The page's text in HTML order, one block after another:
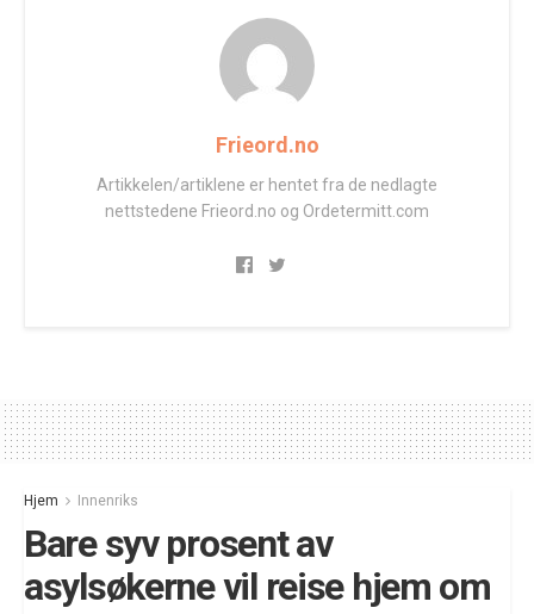
Frieord.no
Artikkelen/artiklene er hentet fra de nedlagte
nettstedene Frieord.no og Ordetermitt.com
Hjem Innenriks
Bare syv prosent av
asylsøkerne vil reise hjem om